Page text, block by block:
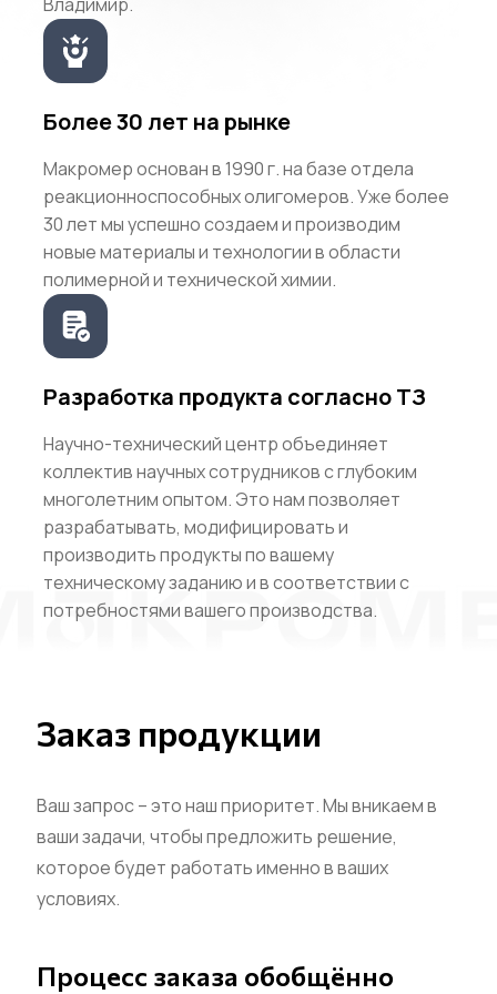
Более 30 лет на рынке
Макромер основан в 1990 г. на базе отдела
реакционноспособных олигомеров. Уже более
30 лет мы успешно создаем и производим
новые материалы и технологии в области
полимерной и технической химии.
Разработка продукта согласно ТЗ
Научно-технический центр объединяет
коллектив научных сотрудников с глубоким
многолетним опытом. Это нам позволяет
разрабатывать, модифицировать и
производить продукты по вашему
техническому заданию и в соответствии с
потребностями вашего производства.
Заказ продукции
Ваш запрос – это наш приоритет. Мы вникаем в
ваши задачи, чтобы предложить решение,
которое будет работать именно в ваших
условиях.
Процесс заказа обобщённо